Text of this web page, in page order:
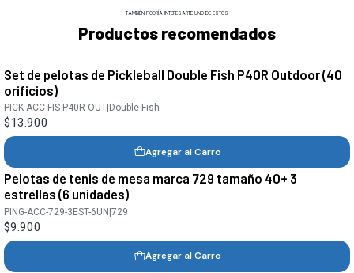
TAMBIÉN PODRÍA INTERESARTE UNO DE ESTOS
Productos recomendados
Set de pelotas de Pickleball Double Fish P40R Outdoor (40
orificios)
PICK-ACC-FIS-P40R-OUT Double Fish
$13.900
Agregar al Carro
Pelotas de tenis de mesa marca 729 tamaño 40+ 3
estrellas (6 unidades)
PING-ACC-729-3EST-6UN|729
$9.900
Agregar al Carro